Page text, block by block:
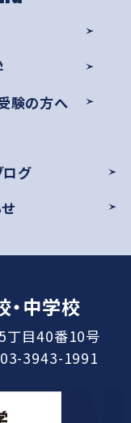
験の方へ
グ
中学校
丁目40番10号
03-3943-1991